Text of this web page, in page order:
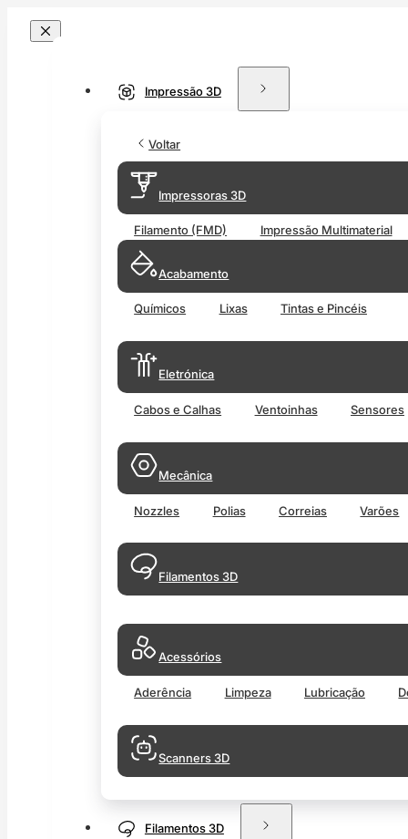
Impressão 3D
Voltar
Impressoras 3D
Filamento (FMD) Impressão Multimaterial
Acabamento
Químicos Lixas Tintas e Pincéis
Eletrónica
Cabos e Calhas Ventoinhas Sensores
Mecânica
Nozzles Polias Correias Varões
Filamentos 3D
Acessórios
Aderência Limpeza Lubricação
Scanners 3D
Filamentos 3D